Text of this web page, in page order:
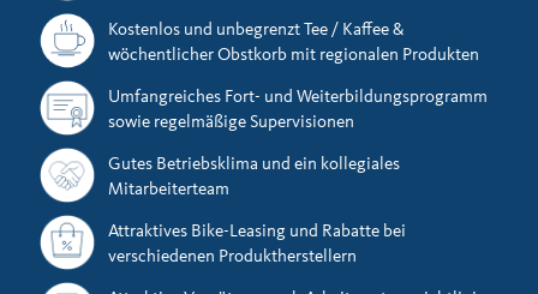
Kostenlos und unbegrenzt Tee / Kaffee &
wöchentlicher Obstkorb mit regionalen Produkten
Umfangreiches Fort- und Weiterbildungsprogramm
sowie regelmäßige Supervisionen
Gutes Betriebsklima und ein kollegiales
Mitarbeiterteam
Attraktives Bike-Leasing und Rabatte bei
verschiedenen Produktherstellern